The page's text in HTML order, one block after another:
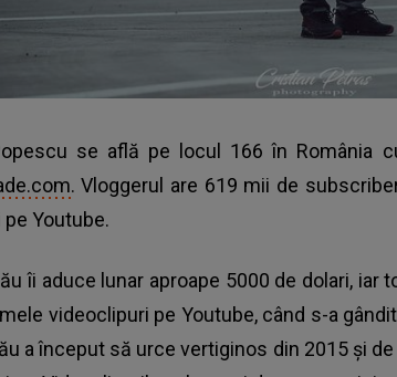
se află pe locul 166 în România
. Vloggerul are 619 mii de
Youtube.
îi aduce lunar aproape 5000 de dolari, iar
videoclipuri pe Youtube, când s-a
a început să urce vertiginos din 2015 şi